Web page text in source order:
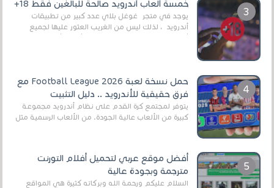
خمسة ألعاب أندرويد صالحة للبالغين فقط 18+
يوجد في متجر غوغل بلاي عدد كبير من تطبيقات
أندرويد ، لذلك ليس من الغريب العثور عليها لجميع
حمل نسخة لعبة Football League 2026 مع
فرق حقيقية للأندرويد .. دليل التثبيت
يتوفر لمجتمع كرة القدم على نظام أندرويد مجموعة
كبيرة من الألعاب عالية الجودة. من الألعاب الرسمية مثل
أفضل موقع عربي لتحميل أفلام التورنت
مترجمة وبجودة عالية
السلام عليكم ورحمة الله وبركاته كثيرة هي المواقع